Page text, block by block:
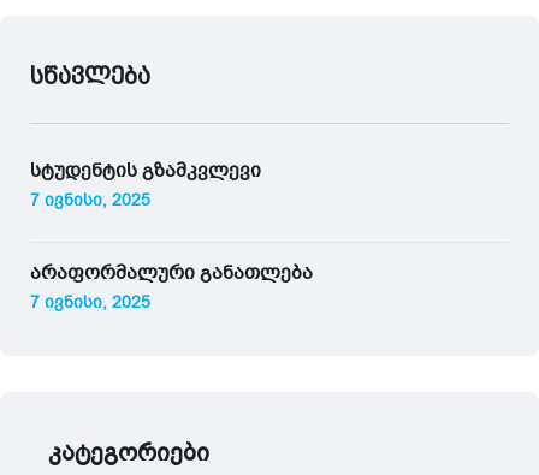
სწავლება
სტუდენტის გზამკვლევი
7 ივნისი, 2025
არაფორმალური განათლება
7 ივნისი, 2025
კატეგორიები